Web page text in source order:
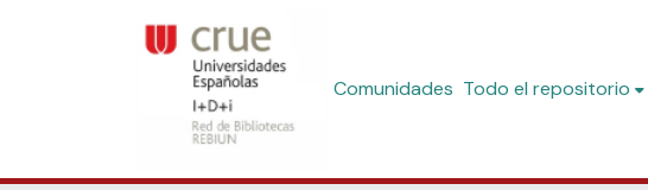
Comunidades Todo el repositorio